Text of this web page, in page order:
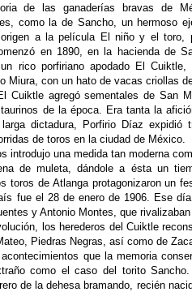
de las ganaderías bravas de
como la de Sancho, un hermoso
a la película El niño y el toro,
en 1890, en la hacienda de
rico porfiriano apodado El
Miura, con un hato de vacas criollas
Cuiktle agregó sementales de San
de la época. Era tanta la
dictadura, Porfirio Díaz expidió
de toros en la ciudad de México.
introdujo una medida tan moderna
de muleta, dándole a ésta un
toros de Atlanga protagonizaron un
fue el 28 de enero de 1906. Ese
y Antonio Montes, que rivalizaban
los herederos del Cuiktle
Piedras Negras, así como de
que la memoria
como el caso del torito
de la dehesa bramando, recién